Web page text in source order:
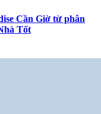
Cần Giờ từ phân
Tốt